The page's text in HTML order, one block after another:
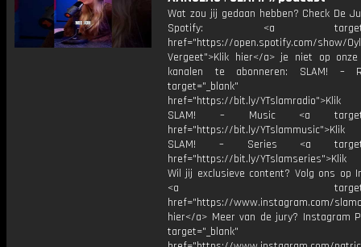
Wat zou jij gedaan hebben? Check De
Spotify: <a
href="https://open.spotify.com/show/
Vergeet">Klik hier</a> je niet op onze
kanalen te abonneren: SLAM! –
target="_blank"
href="https://bit.ly/
SLAM! – Music <a
href="https://bit.ly/
SLAM! – Series <a
href="https://bit.ly/
Wil jij exclusieve content? Volg ons op
<a
href="https://www.instagram.com/
hier</a> Meer van de jury? Instagram
target="_blank"